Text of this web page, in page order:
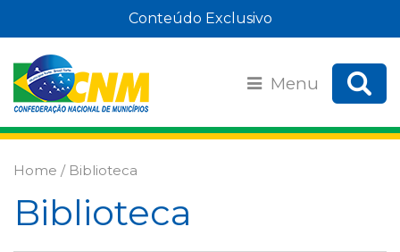
Conteúdo Exclusivo
Menu
Home / Biblioteca
Biblioteca